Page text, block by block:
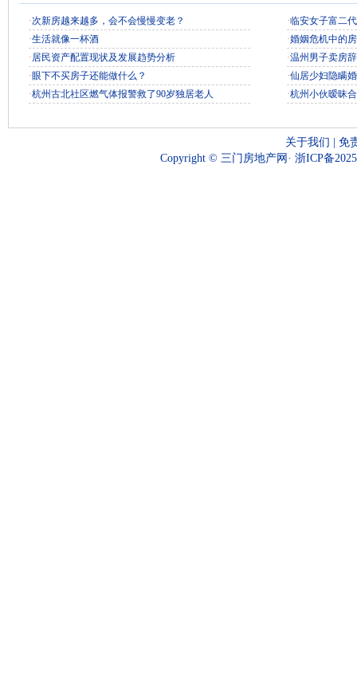
·次新房越来越多，会不会慢慢变老？
·生活就像一杯酒
·居民资产配置现状及发展趋势分析
·眼下不买房子还能做什么？
·杭州古北社区燃气体报警救了90岁独居老人
·临安女子富二
·婚姻危机中的
·温州男子卖房
·仙居少妇隐瞒
·杭州小伙暧昧
关于我们
免
Copyright © 三门房地产网· 浙ICP备